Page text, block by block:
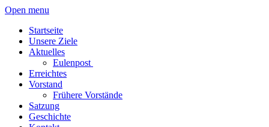
Open menu
Startseite
Unsere Ziele
Aktuelles
Eulenpost
Erreichtes
Vorstand
Frühere Vorstände
Satzung
Geschichte